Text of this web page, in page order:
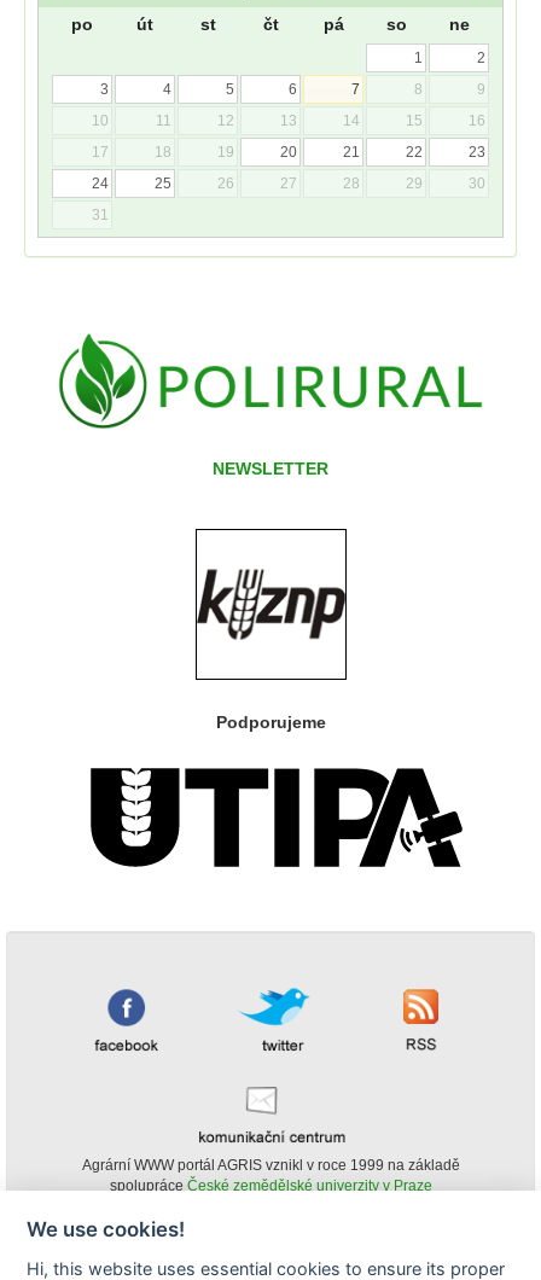
po út st čt pá so ne
1
2
3
4 5 6 7 8
9
10
11 12 13 14 15
16
17
18 19 20 21 22
23
24
25 26 27 28 29
30
31
NEWSLETTER
Podporujeme
Agrární WWW portál AGRIS vznikl v roce 1999 na základě
spolupráce České zemědělské univerzity v Praze
obsahu agrárního WWW portálu AGRIS je možné
We use cookies!
Hi, this website uses essential cookies to ensure its proper